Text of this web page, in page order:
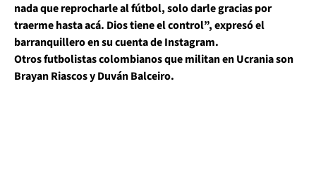
nada que reprocharle al fútbol, solo darle gracias por
traerme hasta acá. Dios tiene el control”, expresó el
barranquillero en su cuenta de Instagram.
Otros futbolistas colombianosque militan enUcraniason
Brayan Riascos y Duván Balceiro.